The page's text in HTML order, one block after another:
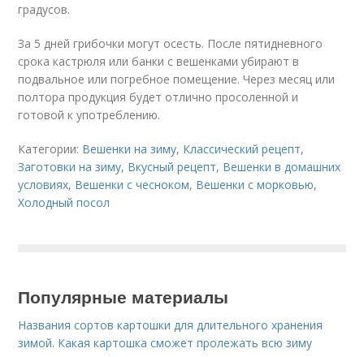
градусов.
За 5 дней грибочки могут осесть. После пятидневного
срока кастрюля или банки с вешенками убирают в
подвальное или погребное помещение. Через месяц или
полтора продукция будет отлично просоленной и
готовой к употреблению.
Категории: Вешенки на зиму, Классический рецепт,
Заготовки на зиму, Вкусный рецепт, Вешенки в домашних
условиях, Вешенки с чесноком, Вешенки с морковью,
Холодный посол
Популярные материалы
Названия сортов картошки для длительного хранения
зимой. Какая картошка сможет пролежать всю зиму